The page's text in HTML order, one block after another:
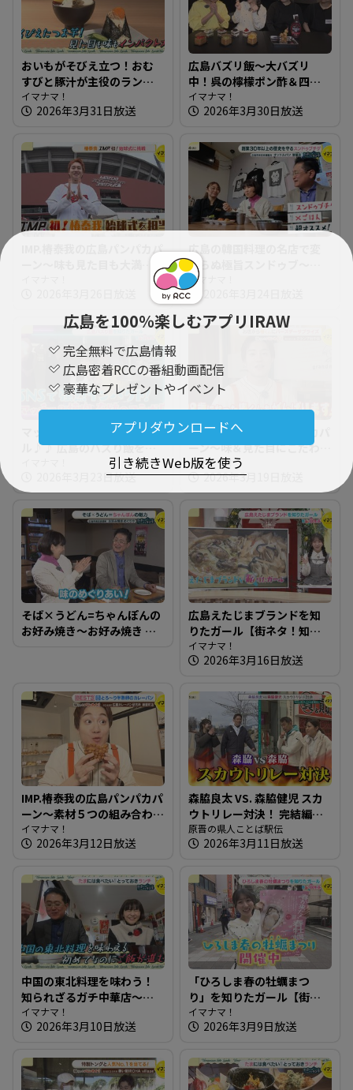
広島を100％楽しむアプリIRAW
完全無料で広島情報
広島密着RCCの番組動画配信
豪華なプレゼントやイベント
アプリダウンロードへ
引き続きWeb版を使う
おいもがそびえ立つ！おむ
すびと豚汁が主役のランチ
～おむすびと豚汁 nae【た
まにはそとランチ】
イマナマ！
2026年3月31日放送
広島バズリ飯～大バズリ
中！呉の檸檬ポン酢＆四角
いスイーツ【街ネタ！知り
たガール】
イマナマ！
2026年3月30日放送
IMP.椿泰我の広島パンパカパ
足！クロワッサン専門店 ＆
広島の韓国料理の名店で変
わらぬ極旨スンドゥブ～オ
ンドルバン【たまにはそと
ランチ】
イマナマ！
マッチョ焼肉にソルッチェ
ル♪♪ 広島のバズり飯を知
りたガール【街ネタ！知り
2026年3月23日放送
IMP.椿泰我の広島パンパカパ
ーン～味＆見た目にこだわ
り！新商品も人気なパン屋
さん
イマナマ！
2026年3月19日放送
そば×うどん=ちゃんぽんの
お好み焼き～お好み焼き め
広島えたじまブランドを知
りたガール【街ネタ！知り
たガール】
イマナマ！
2026年3月16日放送
IMP.椿泰我の広島パンパカパ
ーン～素材５つの組み合わ
せにこだわるカレーパン専
門店
イマナマ！
2026年3月12日放送
森脇良太 VS. 森脇健児 スカ
ウトリレー対決！ 完結編
【県人ことば駅伝】
原晋の県人ことば駅伝
2026年3月11日放送
中国の東北料理を味わう！
知られざるガチ中華店～韓
華 美食屋【たまにはそとラ
ンチ】
イマナマ！
2026年3月10日放送
「ひろしま春の牡蠣まつ
り」を知りたガール【街ネ
タ！知りたガール】
イマナマ！
2026年3月9日放送